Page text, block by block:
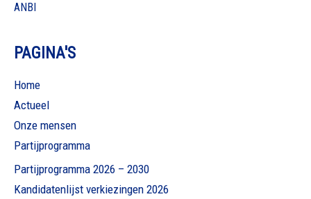
ANBI
PAGINA'S
Home
Actueel
Onze mensen
Partijprogramma
Partijprogramma 2026 – 2030
Kandidatenlijst verkiezingen 2026